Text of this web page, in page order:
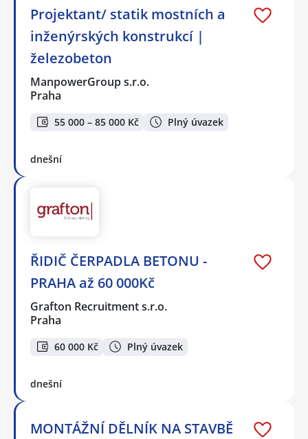
Projektant/ statik mostních a
inženýrských konstrukcí |
železobeton
ManpowerGroup s.r.o.
Praha
55 000 – 85 000 Kč Plný úvazek
dnešní
ŘIDIČ ČERPADLA BETONU -
PRAHA až 60 000Kč
Grafton Recruitment s.r.o.
Praha
60 000 Kč Plný úvazek
dnešní
MONTÁŽNÍ DĚLNÍK NA STAVBĚ